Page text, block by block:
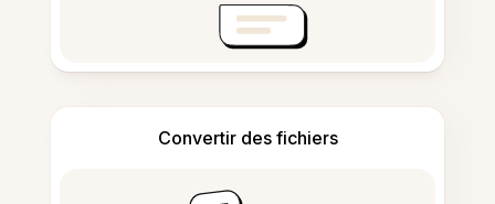
Convertir des fichiers